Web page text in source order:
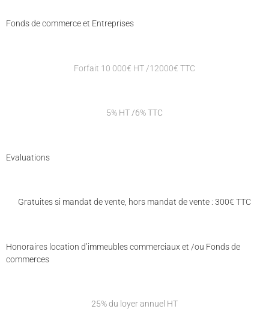
Fonds de commerce et Entreprises
Forfait 10 000€ HT /12000€ TTC
5% HT /6% TTC
Evaluations
Gratuites si mandat de vente, hors mandat de vente : 300€ TTC
Honoraires location d’immeubles commerciaux et /ou Fonds de
commerces
25% du loyer annuel HT